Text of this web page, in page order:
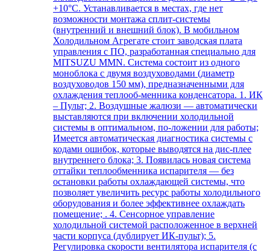
+10°С. Устанавливается в местах, где нет
возможности монтажа сплит-системы
(внутренний и внешний блок). В мобильном
Холодильном Агрегате стоит заводская плата
управления с ПО, разработанная специально для
MITSUZU MMN. Система состоит из одного
моноблока с двумя воздуховодами (диаметр
воздуховодов 150 мм), предназначенными для
охлаждения теплооб-менника конденсатора. 1. ИК
– Пульт; 2. Воздушные жалюзи — автоматически
выставляются при включении холодильной
системы в оптимальном, по-ложении для работы;
Имеется автоматическая диагностика системы с
кодами ошибок, которые выводятся на дис-плее
внутреннего блока; 3. Появилась новая система
оттайки теплообменника испарителя — без
остановки работы охлаждающей системы, что
позволяет увеличить ресурс работы холодильного
оборудования и более эффективнее охлаждать
помещение; . 4. Сенсорное управление
холодильной системой расположенное в верхней
части корпуса (дублирует ИК-пульт); 5.
Регулировка скорости вентилятора испарителя (с